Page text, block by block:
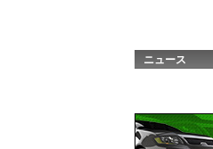
ニュース